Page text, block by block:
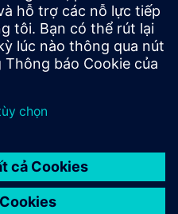
lý sửa đổi và loại bỏ các
quy trình dựa trên tệp